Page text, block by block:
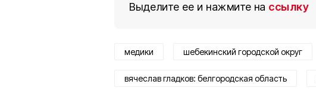
Выделите ее и нажмите на ссылку
медики шебекинский городской округ
вячеслав гладков: белгородская область